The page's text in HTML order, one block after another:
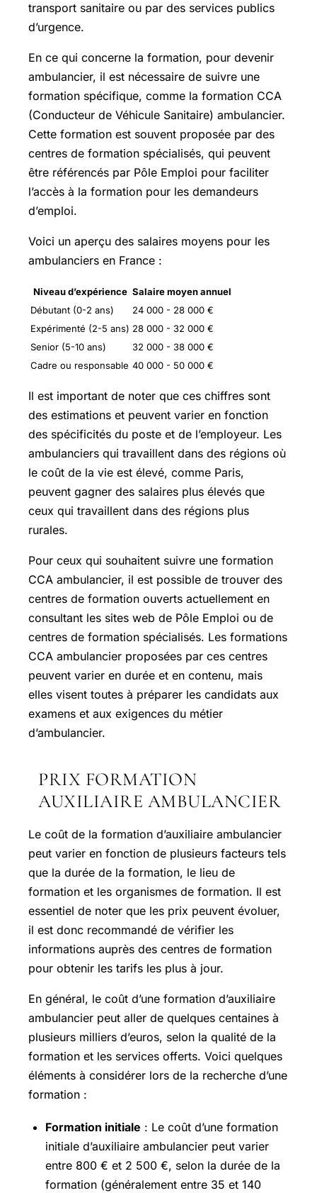
transport sanitaire ou par des services publics
d’urgence.
En ce qui concerne la formation, pour devenir
ambulancier, il est nécessaire de suivre une
formation spécifique, comme la formation CCA
(Conducteur de Véhicule Sanitaire) ambulancier.
Cette formation est souvent proposée par des
centres de formation spécialisés, qui peuvent
être référencés par Pôle Emploi pour faciliter
l’accès à la formation pour les demandeurs
d’emploi.
Voici un aperçu des salaires moyens pour les
ambulanciers en France :
Niveau d’expérience Salaire moyen annuel
Débutant (0-2 ans)
24 000 - 28 000 €
Expérimenté (2-5 ans) 28 000 - 32 000 €
Senior (5-10 ans)
32 000 - 38 000 €
Cadre ou responsable 40 000 - 50 000 €
Il est important de noter que ces chiffres sont
des estimations et peuvent varier en fonction
des spécificités du poste et de l’employeur. Les
ambulanciers qui travaillent dans des régions où
le coût de la vie est élevé, comme Paris,
peuvent gagner des salaires plus élevés que
ceux qui travaillent dans des régions plus
rurales.
Pour ceux qui souhaitent suivre une formation
CCA ambulancier, il est possible de trouver des
centres de formation ouverts actuellement en
consultant les sites web de Pôle Emploi ou de
centres de formation spécialisés. Les formations
CCA ambulancier proposées par ces centres
peuvent varier en durée et en contenu, mais
elles visent toutes à préparer les candidats aux
examens et aux exigences du métier
d’ambulancier.
PRIX FORMATION
AUXILIAIRE AMBULANCIER
Le coût de la formation d’auxiliaire ambulancier
peut varier en fonction de plusieurs facteurs tels
que la durée de la formation, le lieu de
formation et les organismes de formation. Il est
essentiel de noter que les prix peuvent évoluer,
il est donc recommandé de vérifier les
informations auprès des centres de formation
pour obtenir les tarifs les plus à jour.
En général, le coût d’une formation d’auxiliaire
ambulancier peut aller de quelques centaines à
plusieurs milliers d’euros, selon la qualité de la
formation et les services offerts. Voici quelques
éléments à considérer lors de la recherche d’une
formation :
Formation initiale : Le coût d’une formation
initiale d’auxiliaire ambulancier peut varier
entre 800 € et 2 500 €, selon la durée de la
formation (généralement entre 35 et 140